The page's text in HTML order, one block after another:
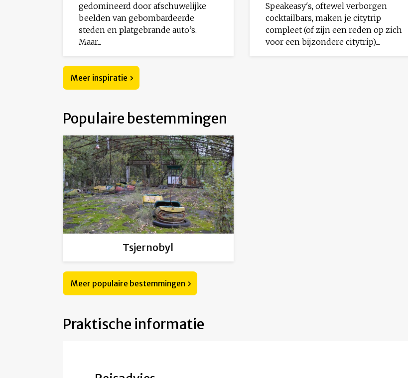
gedomineerd door afschuwelijke
beelden van gebombardeerde
steden en platgebrande auto’s.
Maar...
Speakeasy's, oftewel verborgen
cocktailbars, maken je citytrip
compleet (of zijn een reden op zich
voor een bijzondere citytrip)....
Meer inspiratie
Populaire bestemmingen
Tsjernobyl
Meer populaire bestemmingen
Praktische informatie